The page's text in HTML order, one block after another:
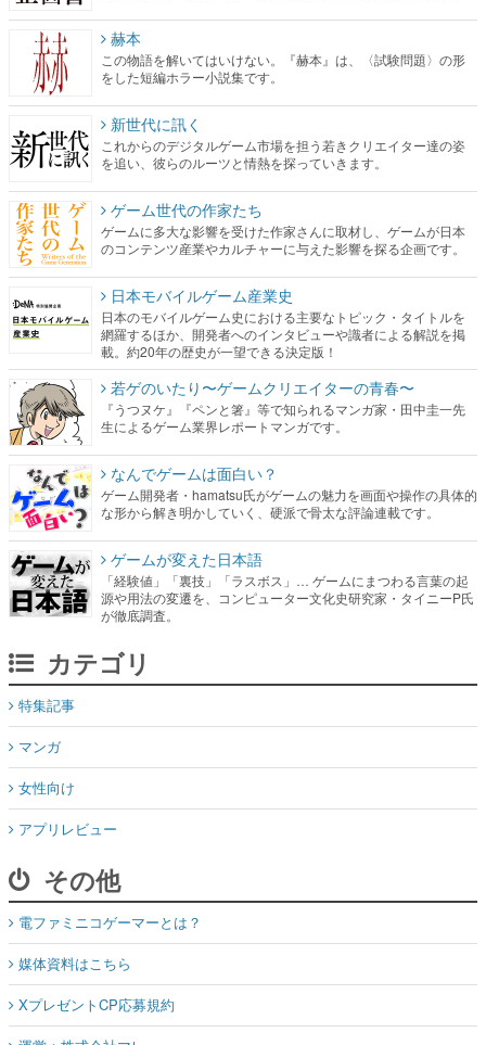
新世代に訊く
これからのデジタルゲーム市場を担う若きクリエイター達の姿
を追い、彼らのルーツと情熱を探っていきます。
ゲーム世代の作家たち
ゲームに多大な影響を受けた作家さんに取材し、ゲームが日本
のコンテンツ産業やカルチャーに与えた影響を探る企画です。
日本モバイルゲーム産業史
日本のモバイルゲーム史における主要なトピック・タイトルを
網羅するほか、開発者へのインタビューや識者による解説を掲
若ゲのいたり〜ゲームクリエイターの青春〜
『うつヌケ』『ペンと箸』等で知られるマンガ家・田中圭一先
生によるゲーム業界レポートマンガです。
なんでゲームは面白い？
ゲーム開発者・hamatsu氏がゲームの魅力を画面や操作の具体的
な形から解き明かしていく、硬派で骨太な評論連載です。
ゲームが変えた日本語
「経験値」「裏技」「ラスボス」… ゲームにまつわる言葉の起
源や用法の変遷を、コンピューター文化史研究家・タイニーP氏
カテゴリ
マンガ
女性向け
アプリレビュー
その他
電ファミニコゲーマーとは？
媒体資料はこちら
XプレゼントCP応募規約
運営：株式会社マレ